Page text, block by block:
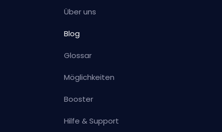
Über uns
Blog
Glossar
Möglichkeiten
Booster
Hilfe & Support